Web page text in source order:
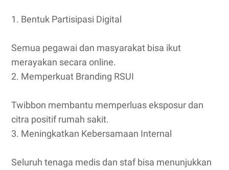
1. Bentuk Partisipasi Digital
Semua pegawai dan masyarakat bisa ikut
merayakan secara online.
2. Memperkuat Branding RSUI
Twibbon membantu memperluas eksposur dan
citra positif rumah sakit.
3. Meningkatkan Kebersamaan Internal
Seluruh tenaga medis dan staf bisa menunjukkan